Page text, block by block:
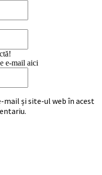
e-mail aici
mail și site-ul web în acest